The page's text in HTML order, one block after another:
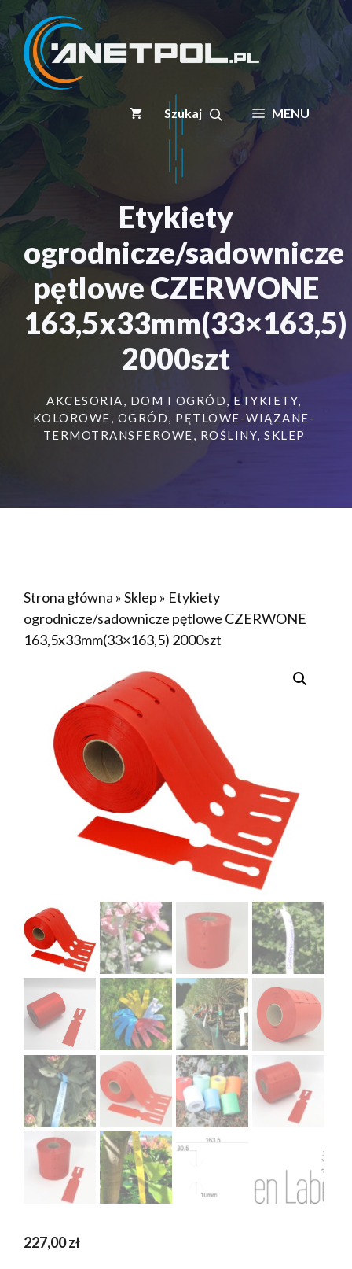
Przejdź
do
treści
MENU
Etykiety
ogrodnicze/sadownicze
pętlowe CZERWONE
163,5x33mm(33×163,5)
2000szt
AKCESORIA, DOM I OGRÓD, ETYKIETY,
KOLOROWE, OGRÓD, PĘTLOWE-WIĄZANE-
TERMOTRANSFEROWE, ROŚLINY, SKLEP
Strona główna »Sklep » Etykiety
ogrodnicze/sadownicze pętlowe CZERWONE
163,5x33mm(33×163,5) 2000szt
227,00zł